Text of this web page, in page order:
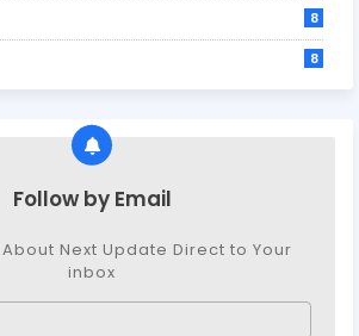
8
8
Follow by Email
Next Update Direct to Your
inbox